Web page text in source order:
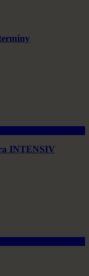
INTENSIV